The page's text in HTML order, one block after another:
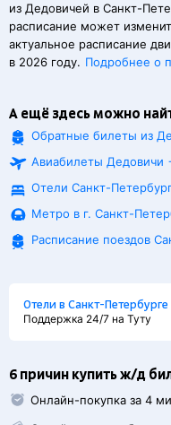
из Дедовичей в Санкт-
расписание может
актуальное расписание
в 2026 году. Подробнее о
А ещё здесь можно
Обратные билеты из
Авиабилеты Дедовичи
Отели Санкт-
Метро в г. Санкт-
Расписание поездов
Отели в Санкт-Петербурге
Поддержка 24/7 на Туту
6 причин купить ж/д
Онлайн-покупка за 4